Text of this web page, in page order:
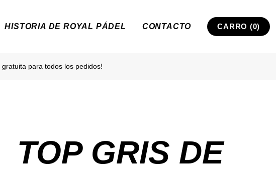
HISTORIA DE ROYAL PÁDEL CONTACTO CARRO (0)
para todos los pedidos!
TOP GRIS DE